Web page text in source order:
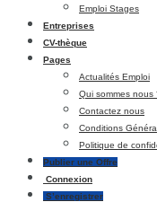
Emploi Stages
Entreprises
CV-thèque
Pages
Actualités Emploi
Qui sommes nous
Contactez nous
Conditions
Politique de
Publier une Offre
Connexion
S’enregistrer